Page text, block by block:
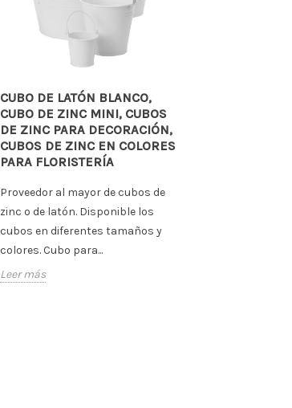
CUBO DE LATÓN BLANCO,
CUBO DE ZINC MINI, CUBOS
DE ZINC PARA DECORACIÓN,
CUBOS DE ZINC EN COLORES
PARA FLORISTERÍA
Proveedor al mayor de cubos de
zinc o de latón. Disponible los
cubos en diferentes tamaños y
colores. Cubo para...
Leer más